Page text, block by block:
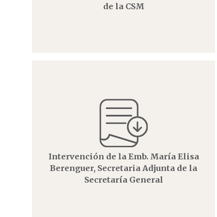
de la CSM
Intervención de la Emb. María Elisa
Berenguer, Secretaria Adjunta de la
Secretaría General